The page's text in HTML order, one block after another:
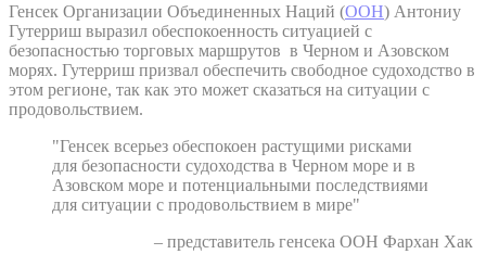
Генсек Организации Объединенных Наций (ООН) Антониу
Гутерриш выразил обеспокоенность ситуацией с
безопасностью торговых маршрутов в Черном и Азовском
морях. Гутерриш призвал обеспечить свободное судоходство в
этом регионе, так как это может сказаться на ситуации с
продовольствием.
"Генсек всерьез обеспокоен растущими рисками
для безопасности судоходства в Черном море и в
Азовском море и потенциальными последствиями
для ситуации с продовольствием в мире"
– представитель генсека ООН Фархан Хак